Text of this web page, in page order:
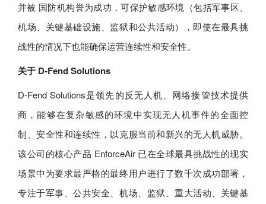
并被 国防机构誉为成功，可保护敏感环境（包括军事区、
机场、关键基础设施、监狱和公共活动），即使在最具挑
战性的情况下也能确保运营连续性和安全性。
关于 D-Fend Solutions
D-Fend Solutions是领先的反无人机、网络接管技术提供
商，能够在复杂敏感的环境中实现无人机事件的全面控
制、安全性和连续性，以克服当前和新兴的无人机威胁。
该公司的核心产品 EnforceAir 已在全球最具挑战性的现实
场景中为要求最严格的最终用户进行了数千次成功部署，
专注于军事、公共安全、机场、监狱、重大活动、关键基